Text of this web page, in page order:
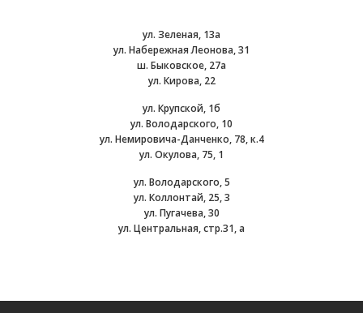
ул. Зеленая, 13а
ул. Набережная Леонова, 31
ш. Быковское, 27а
ул. Кирова, 22
ул. Крупской, 1б
ул. Володарского, 10
ул. Немировича-Данченко, 78, к.4
ул. Окулова, 75, 1
ул. Володарского, 5
ул. Коллонтай, 25, 3
ул. Пугачева, 30
ул. Центральная, стр.31, а